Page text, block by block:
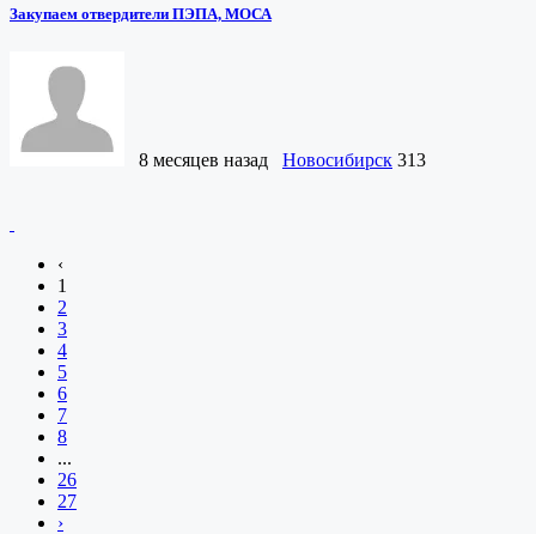
Закупаем отвердители ПЭПА, МОСА
8 месяцев назад Новосибирск 313
‹
1
2
3
4
5
6
7
8
...
26
27
›